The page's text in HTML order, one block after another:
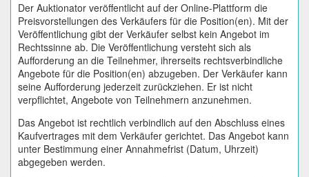
Der Auktionator veröffentlicht auf der Online-Plattform die
Preisvorstellungen des Verkäufers für die Position(en). Mit der
Veröffentlichung gibt der Verkäufer selbst kein Angebot im
Rechtssinne ab. Die Veröffentlichung versteht sich als
Aufforderung an die Teilnehmer, ihrerseits rechtsverbindliche
Angebote für die Position(en) abzugeben. Der Verkäufer kann
seine Aufforderung jederzeit zurückziehen. Er ist nicht
verpflichtet, Angebote von Teilnehmern anzunehmen.
Das Angebot ist rechtlich verbindlich auf den Abschluss eines
Kaufvertrages mit dem Verkäufer gerichtet. Das Angebot kann
unter Bestimmung einer Annahmefrist (Datum, Uhrzeit)
abgegeben werden.